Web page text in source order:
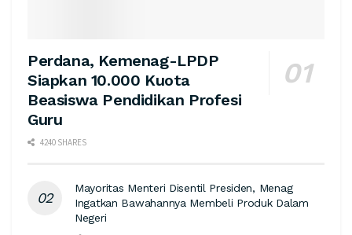
Perdana, Kemenag-LPDP
Siapkan 10.000 Kuota
Beasiswa Pendidikan Profesi
Guru
4240 SHARES
Mayoritas Menteri Disentil Presiden, Menag
Ingatkan Bawahannya Membeli Produk Dalam
Negeri